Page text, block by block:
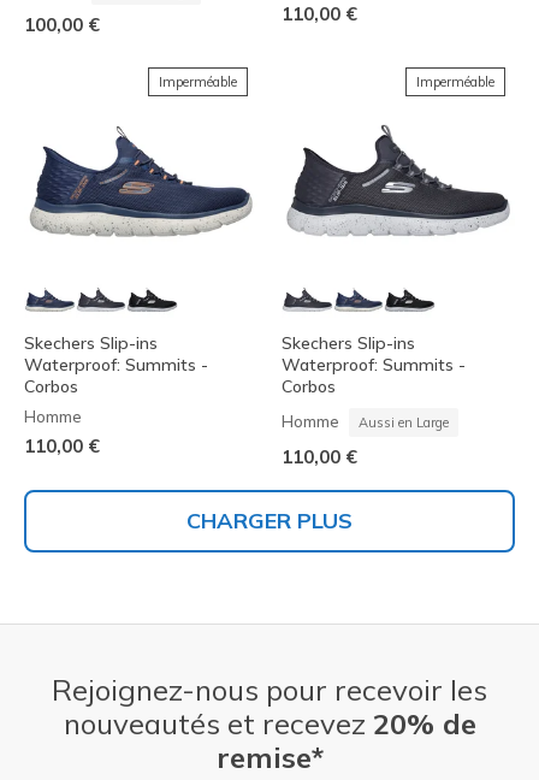
100,00 € 110,00 €
Imperméable
Skechers Slip-ins
Waterproof: Summits -
Corbos
Homme
110,00 €
Imperméable
Skechers Slip-ins
Waterproof: Summits -
Corbos
Homme Aussi en Large
110,00 €
CHARGER PLUS
Rejoignez-nous pour recevoir les
nouveautés et recevez 20% de
remise*